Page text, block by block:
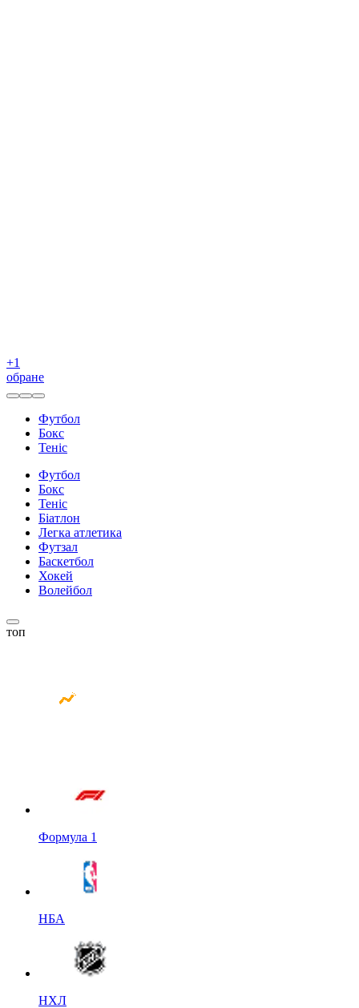
+1
обране
Футбол
Бокс
Теніс
Футбол
Бокс
Теніс
Біатлон
Легка атлетика
Футзал
Баскетбол
Хокей
Волейбол
топ
Формула 1
НБА
НХЛ